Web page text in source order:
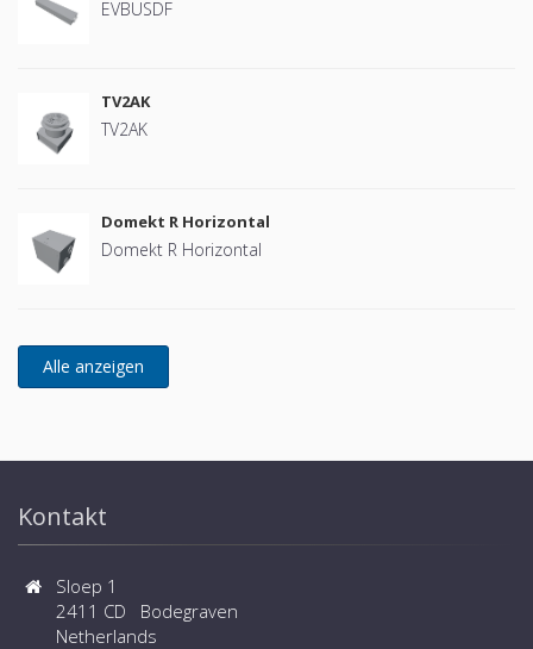
EVBUSDF
TV2AK
TV2AK
Domekt R Horizontal
Domekt R Horizontal
Kontakt
Sloep 1
2411 CD Bodegraven
Netherlands